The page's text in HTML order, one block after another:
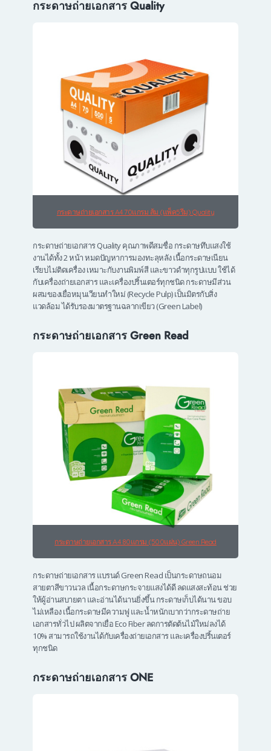
กระดาษถ่ายเอกสาร Quality
กระดาษถ่ายเอกสาร A4 70แกรม ส้ม (แพ็ค5รีม) Quality
กระดาษถ่ายเอกสาร Quality คุณภาพดีสมชื่อ กระดาษทึบแสงใช้
งานได้ทั้ง 2 หน้า หมดปัญหาการมองทะลุหลัง เนื้อกระดาษเนียน
เรียบไม่ติดเครื่อง เหมาะกับงานพิมพ์สี และขาวดำทุกรูปแบบ ใช้ได้
กับเครื่องถ่ายเอกสาร และเครื่องปริ้นเตอร์ทุกชนิด กระดาษมีส่วน
ผสมของเยื่อหมุนเวียนทำใหม่ (Recycle Pulp) เป็นมิตรกับสิ่ง
แวดล้อม ได้รับรองมาตรฐานฉลากเขียว (Green Label)
กระดาษถ่ายเอกสาร Green Read
กระดาษถ่ายเอกสาร A4 80แกรม (500แผ่น) Green Read
กระดาษถ่ายเอกสาร แบรนด์ Green Read เป็นกระดาษถนอม
สายตาสีขาวนวล เนื้อกระดาษกระจายแสงได้ดี ลดแสงสะท้อน ช่วย
ให้ผู้อ่านสบายตา และอ่านได้นานยิ่งขึ้น กระดาษเก็บได้นาน ขอบ
ไม่เหลือง เนื้อกระดาษมีความฟู และน้ำหนักเบากว่ากระดาษถ่าย
เอกสารทั่วไป ผลิตจากเยื่อ Eco Fiber ลดการตัดต้นไม้ใหม่ลงได้
10% สามารถใช้งานได้กับเครื่องถ่ายเอกสาร และเครื่องปริ้นเตอร์
ทุกชนิด
กระดาษถ่ายเอกสาร ONE